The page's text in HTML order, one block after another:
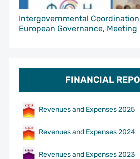
Intergovernmental
European Governance, Meeting
FINANCIAL
Revenues and Expenses 2025
Revenues and Expenses 2024
Revenues and Expenses 2023